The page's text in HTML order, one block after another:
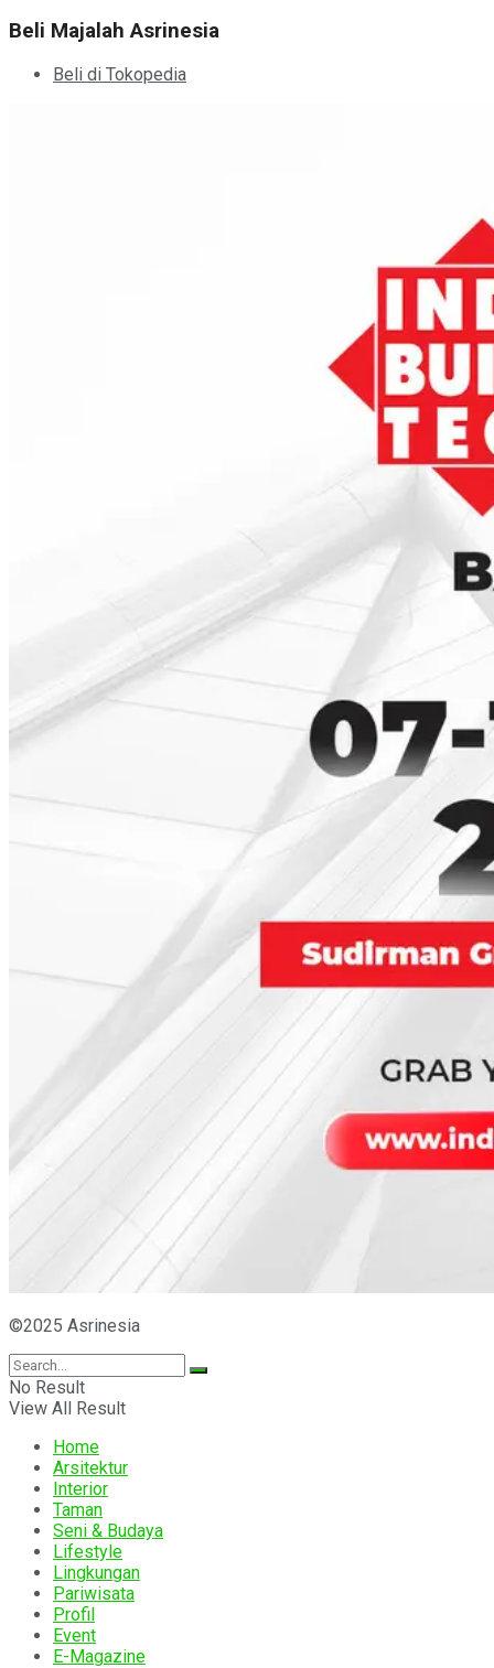
Beli Majalah Asrinesia
Beli di Tokopedia
©2025 Asrinesia
No Result
View All Result
Home
Arsitektur
Interior
Taman
Seni & Budaya
Lifestyle
Lingkungan
Pariwisata
Profil
Event
E-Magazine